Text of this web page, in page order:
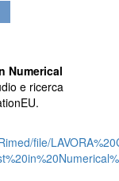
Numerical
e ricerca
file/